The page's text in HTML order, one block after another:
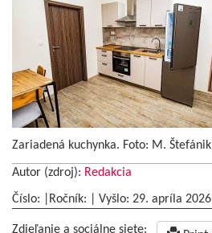
Zariadená kuchynka. Foto: M. Štefánik
Autor (zdroj): Redakcia
Číslo: |Ročník: | Vyšlo: 29. apríla 2026
Zdieľanie a sociálne siete: